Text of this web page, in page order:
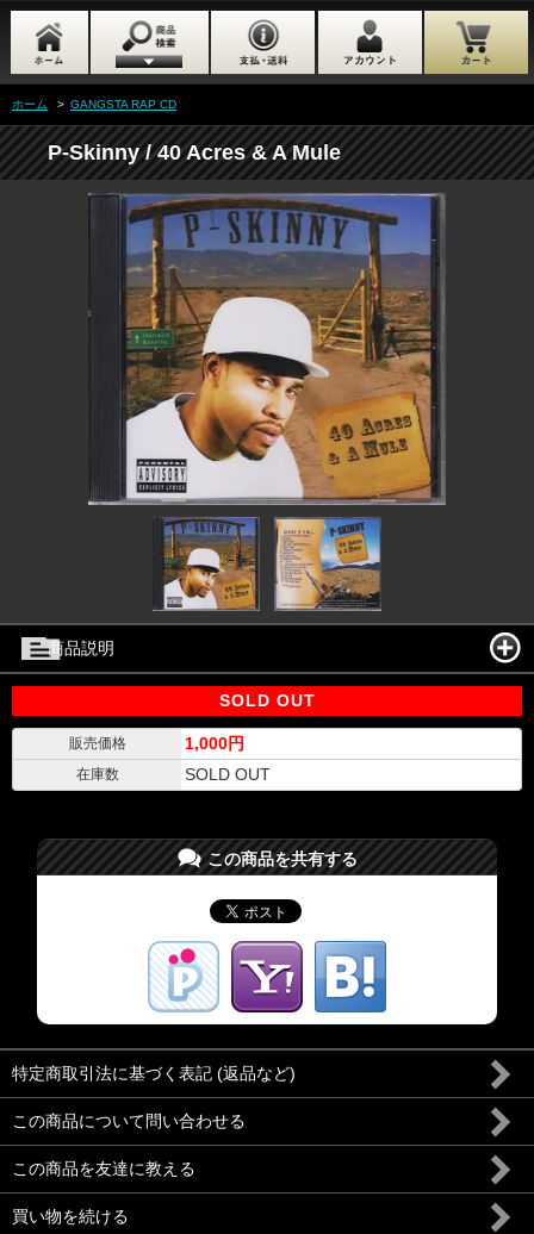
ホーム > GANGSTA RAP CD
P-Skinny / 40 Acres & A Mule
商品説明
SOLD OUT
販売価格 1,000円
在庫数 SOLD OUT
この商品を共有する
特定商取引法に基づく表記 (返品など)
この商品について問い合わせる
この商品を友達に教える
買い物を続ける